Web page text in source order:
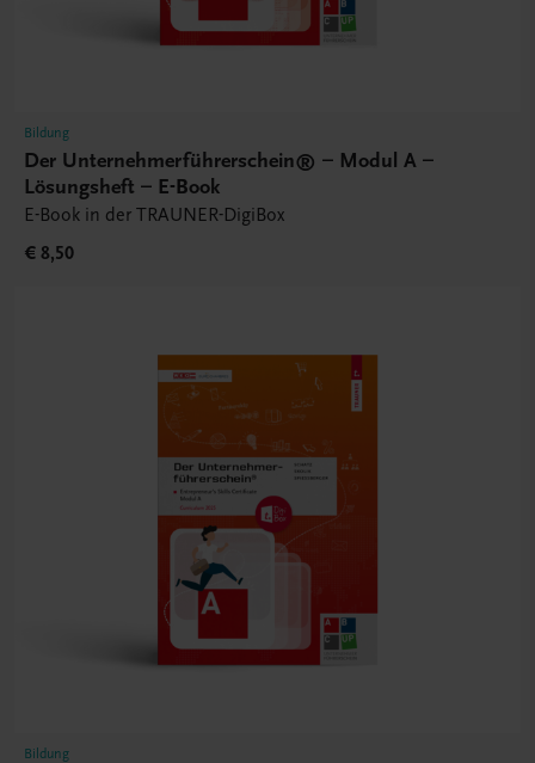
Bildung
Der Unternehmerführerschein® – Modul A –
Lösungsheft – E-Book
E-Book in der TRAUNER-DigiBox
€ 8,50
Bildung